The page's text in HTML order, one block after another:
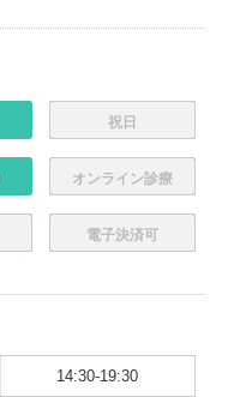
祝日
オンライン診療
電子決済可
14:30-19:30